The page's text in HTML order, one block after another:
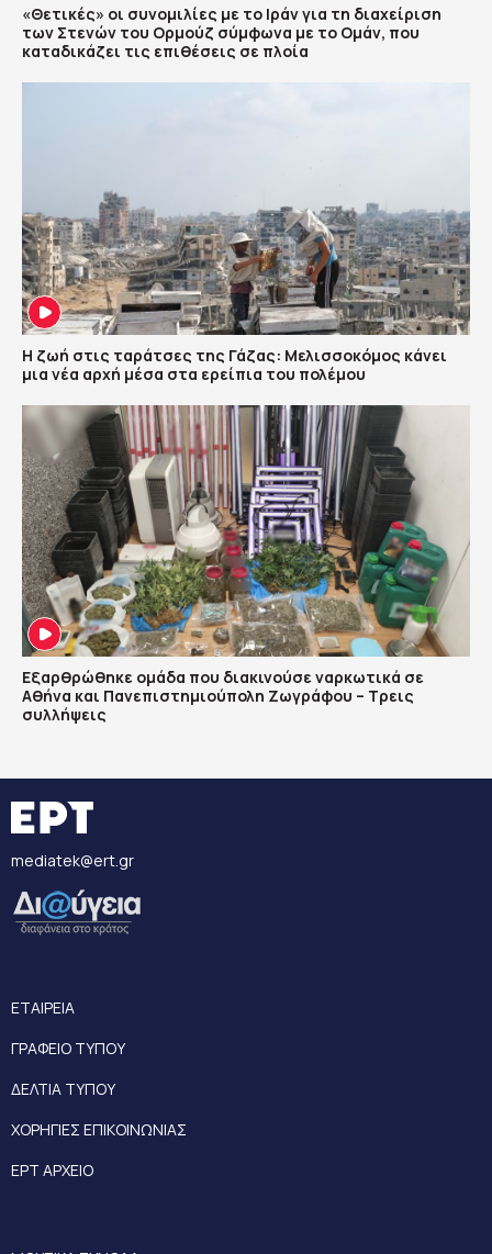
«Θετικές» οι συνομιλίες με το Ιράν για τη διαχείριση
των Στενών του Ορμούζ σύμφωνα με το Ομάν, που
καταδικάζει τις επιθέσεις σε πλοία
Η ζωή στις ταράτσες της Γάζας: Μελισσοκόμος κάνει
μια νέα αρχή μέσα στα ερείπια του πολέμου
Εξαρθρώθηκε ομάδα που διακινούσε ναρκωτικά σε
Αθήνα και Πανεπιστημιούπολη Ζωγράφου – Τρεις
συλλήψεις
mediatek@ert.gr
ΕΤΑΙΡΕΙΑ
ΓΡΑΦΕΙΟ ΤΥΠΟΥ
ΔΕΛΤΙΑ ΤΥΠΟΥ
ΧΟΡΗΓΙΕΣ ΕΠΙΚΟΙΝΩΝΙΑΣ
ΕΡΤ ΑΡΧΕΙΟ